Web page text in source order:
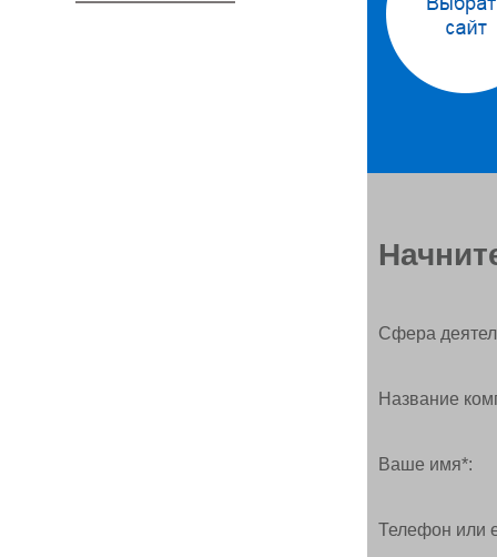
Сфера
Название
Ваше имя*:
Телефон или